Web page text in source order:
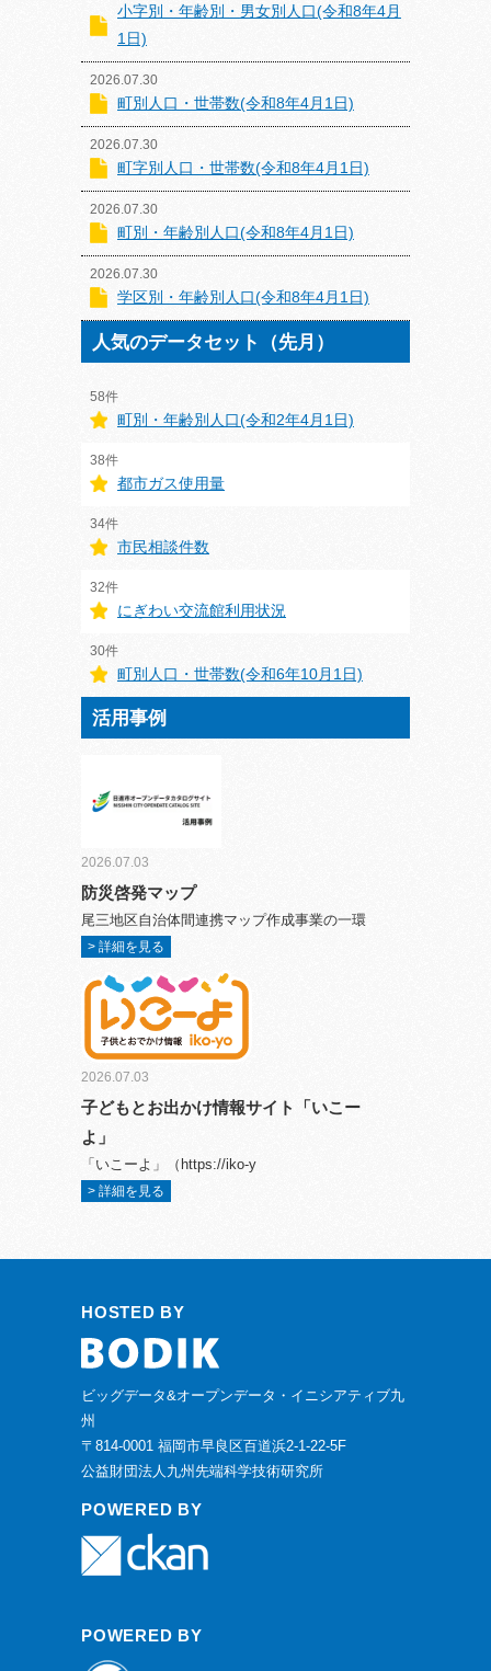
小字別・年齢別・男女別人口(令和8年4月
1日)
2026.07.30
町別人口・世帯数(令和8年4月1日)
2026.07.30
町字別人口・世帯数(令和8年4月1日)
2026.07.30
町別・年齢別人口(令和8年4月1日)
2026.07.30
学区別・年齢別人口(令和8年4月1日)
人気のデータセット（先月）
58件
町別・年齢別人口(令和2年4月1日)
38件
都市ガス使用量
34件
市民相談件数
32件
にぎわい交流館利用状況
30件
町別人口・世帯数(令和6年10月1日)
活用事例
2026.07.03
防災啓発マップ
尾三地区自治体間連携マップ作成事業の一環
> 詳細を見る
2026.07.03
子どもとお出かけ情報サイト「いこー
よ」
「いこーよ」（https://iko-y
> 詳細を見る
HOSTED BY
ビッグデータ&オープンデータ・イニシアティブ九
州
〒814-0001 福岡市早良区百道浜2-1-22-5F
公益財団法人九州先端科学技術研究所
POWERED BY
POWERED BY